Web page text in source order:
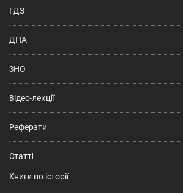
ГДЗ
ДПА
ЗНО
Відео-лекції
Реферати
Статті
Книги по історії